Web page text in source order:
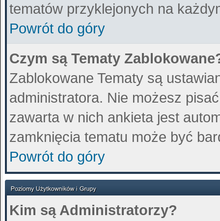
tematów przyklejonych na
Powrót do góry
Czym są Tematy
Zablokowane Tematy są
administratora. Nie możesz
zawarta w nich ankieta jest
zamknięcia tematu może być
Powrót do góry
Kim są Administratorzy?